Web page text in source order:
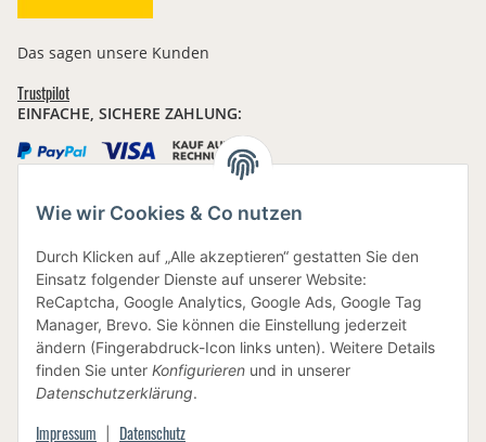
Wie wir Cookies & Co nutzen
Durch Klicken auf „Alle akzeptieren“ gestatten Sie den
Einsatz folgender Dienste auf unserer Website:
ReCaptcha, Google Analytics, Google Ads, Google Tag
Manager, Brevo. Sie können die Einstellung jederzeit
ändern (Fingerabdruck-Icon links unten). Weitere Details
finden Sie unter Konfigurieren und in unserer
Datenschutzerklärung.
Impressum Datenschutz
Das sagen unsere Kunden
Trustpilot
EINFACHE, SICHERE ZAHLUNG:
BEWUSSTE VERPACKUNG